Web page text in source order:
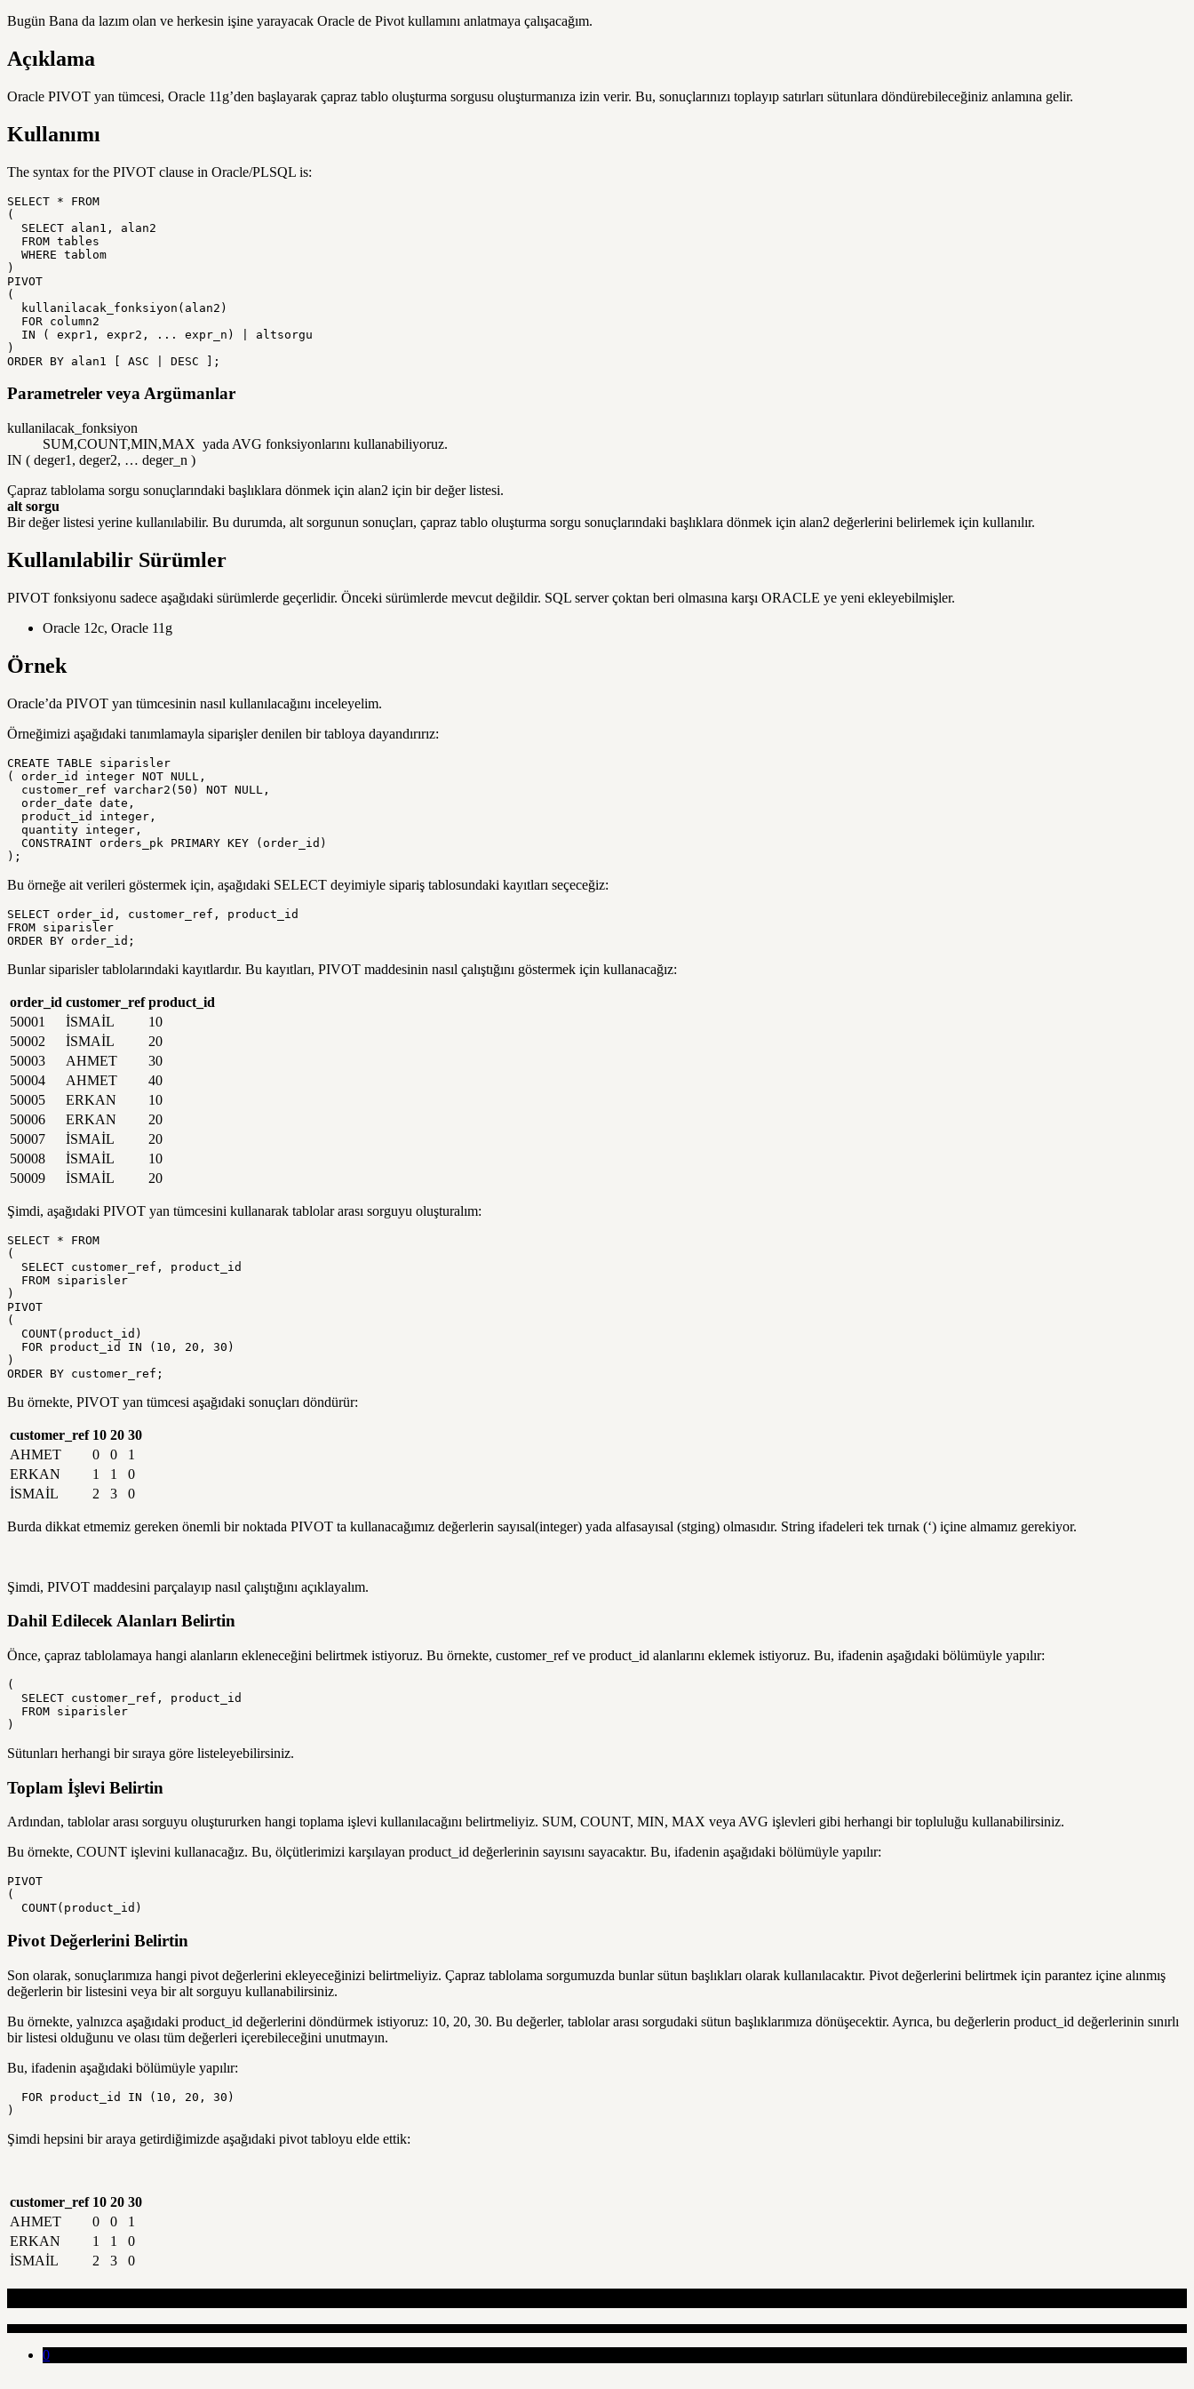
Bugün Bana da lazım olan ve herkesin işine yarayacak Oracle de Pivot kullamını anlatmaya çalışacağım.
Açıklama
Oracle PIVOT yan tümcesi, Oracle 11g’den başlayarak çapraz tablo oluşturma sorgusu oluşturmanıza izin verir. Bu, sonuçlarınızı toplayıp satırları sütunlara döndürebileceğiniz anlamına gelir.
Kullanımı
The syntax for the PIVOT clause in Oracle/PLSQL is:
SELECT * FROM
(
  SELECT alan1, alan2
  FROM tables
  WHERE tablom
)
PIVOT
(
  kullanilacak_fonksiyon(alan2)
  FOR column2
  IN ( expr1, expr2, ... expr_n) | altsorgu
)
ORDER BY alan1 [ ASC | DESC ];
Parametreler veya Argümanlar
kullanilacak_fonksiyon
SUM,COUNT,MIN,MAX yada AVG fonksiyonlarını kullanabiliyoruz.
IN ( deger1, deger2, … deger_n )
Çapraz tablolama sorgu sonuçlarındaki başlıklara dönmek için alan2 için bir değer listesi.
alt sorgu
Bir değer listesi yerine kullanılabilir. Bu durumda, alt sorgunun sonuçları, çapraz tablo oluşturma sorgu sonuçlarındaki başlıklara dönmek için alan2 değerlerini belirlemek için kullanılır.
Kullanılabilir Sürümler
PIVOT fonksiyonu sadece aşağıdaki sürümlerde geçerlidir. Önceki sürümlerde mevcut değildir. SQL server çoktan beri olmasına karşı ORACLE ye yeni ekleyebilmişler.
Oracle 12c, Oracle 11g
Örnek
Oracle’da PIVOT yan tümcesinin nasıl kullanılacağını inceleyelim.
Örneğimizi aşağıdaki tanımlamayla siparişler denilen bir tabloya dayandırırız:
CREATE TABLE siparisler
( order_id integer NOT NULL,
  customer_ref varchar2(50) NOT NULL,
  order_date date,
  product_id integer,
  quantity integer,
  CONSTRAINT orders_pk PRIMARY KEY (order_id)
);
Bu örneğe ait verileri göstermek için, aşağıdaki SELECT deyimiyle sipariş tablosundaki kayıtları seçeceğiz:
SELECT order_id, customer_ref, product_id
FROM siparisler
ORDER BY order_id;
Bunlar siparisler tablolarındaki kayıtlardır. Bu kayıtları, PIVOT maddesinin nasıl çalıştığını göstermek için kullanacağız:
order_id customer_ref product_id
50001
İSMAİL
10
50002
İSMAİL
20
50003
AHMET
30
50004
AHMET
40
50005
ERKAN
10
50006
ERKAN
20
50007
İSMAİL
20
50008
İSMAİL
10
50009
İSMAİL 20
Şimdi, aşağıdaki PIVOT yan tümcesini kullanarak tablolar arası sorguyu oluşturalım:
SELECT * FROM
(
  SELECT customer_ref, product_id
  FROM siparisler
)
PIVOT
(
  COUNT(product_id)
  FOR product_id IN (10, 20, 30)
)
ORDER BY customer_ref;
Bu örnekte, PIVOT yan tümcesi aşağıdaki sonuçları döndürür:
customer_ref 10 20 30
AHMET
0 0
1
ERKAN
1 1
0
İSMAİL
2 3 0
Burda dikkat etmemiz gereken önemli bir noktada PIVOT ta kullanacağımız değerlerin sayısal(integer) yada alfasayısal (stging) olmasıdır. String ifadeleri tek tırnak (‘) içine almamız gerekiyor.
Şimdi, PIVOT maddesini parçalayıp nasıl çalıştığını açıklayalım.
Dahil Edilecek Alanları Belirtin
Önce, çapraz tablolamaya hangi alanların ekleneceğini belirtmek istiyoruz. Bu örnekte, customer_ref ve product_id alanlarını eklemek istiyoruz. Bu, ifadenin aşağıdaki bölümüyle yapılır:
(
  SELECT customer_ref, product_id
  FROM siparisler
)
Sütunları herhangi bir sıraya göre listeleyebilirsiniz.
Toplam İşlevi Belirtin
Ardından, tablolar arası sorguyu oluştururken hangi toplama işlevi kullanılacağını belirtmeliyiz. SUM, COUNT, MIN, MAX veya AVG işlevleri gibi herhangi bir topluluğu kullanabilirsiniz.
Bu örnekte, COUNT işlevini kullanacağız. Bu, ölçütlerimizi karşılayan product_id değerlerinin sayısını sayacaktır. Bu, ifadenin aşağıdaki bölümüyle yapılır:
PIVOT
(
  COUNT(product_id)
Pivot Değerlerini Belirtin
Son olarak, sonuçlarımıza hangi pivot değerlerini ekleyeceğinizi belirtmeliyiz. Çapraz tablolama sorgumuzda bunlar sütun başlıkları olarak kullanılacaktır. Pivot değerlerini belirtmek için parantez içine alınmış
değerlerin bir listesini veya bir alt sorguyu kullanabilirsiniz.
Bu örnekte, yalnızca aşağıdaki product_id değerlerini döndürmek istiyoruz: 10, 20, 30. Bu değerler, tablolar arası sorgudaki sütun başlıklarımıza dönüşecektir. Ayrıca, bu değerlerin product_id değerlerinin sınırlı
bir listesi olduğunu ve olası tüm değerleri içerebileceğini unutmayın.
Bu, ifadenin aşağıdaki bölümüyle yapılır:
  FOR product_id IN (10, 20, 30)
)
Şimdi hepsini bir araya getirdiğimizde aşağıdaki pivot tabloyu elde ettik:
customer_ref 10 20 30
AHMET
0 0
1
ERKAN
1 1
0
İSMAİL
2 3 0
0